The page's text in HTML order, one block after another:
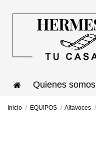
Quienes somos
Inicio EQUIPOS Altavoces